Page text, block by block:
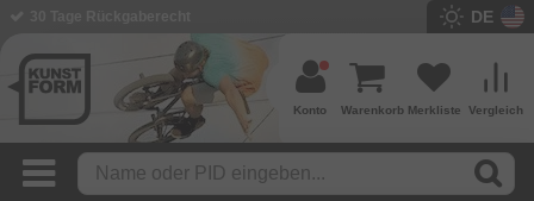
DE
Vergleich
Merkliste
Warenkorb
Konto